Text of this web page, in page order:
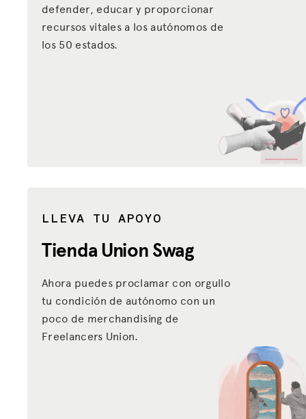
defender, educar y proporcionar
recursos vitales a los autónomos de
los 50 estados.
LLEVA TU APOYO
Tienda Union Swag
Ahora puedes proclamar con orgullo
tu condición de autónomo con un
poco de merchandising de
Freelancers Union.